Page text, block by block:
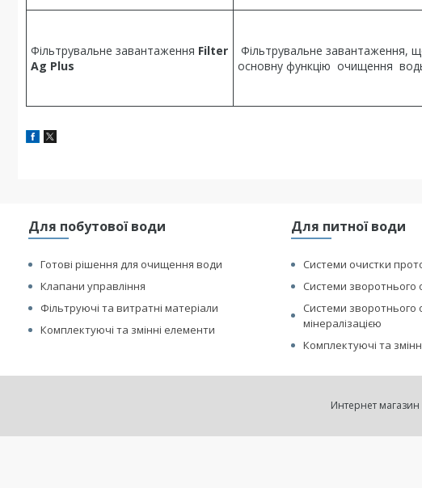
Фільтрувальне завантаження Filter
Ag Plus
Фільтрувальне завантаження,
основну функцію очищення
Для побутової води
Готові рішення для очищення води
Клапани управління
Фільтруючі та витратні матеріали
Комплектуючі та змінні елементи
Для питної води
Системи очистки
Системи зворотнього
Системи зворотнього
мінералізацією
Комплектуючі та